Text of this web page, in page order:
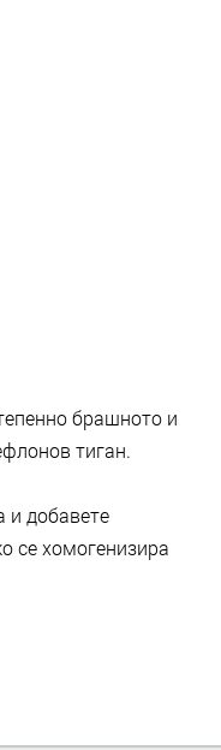
брашното и
тиган.
и добавете
се хомогенизира